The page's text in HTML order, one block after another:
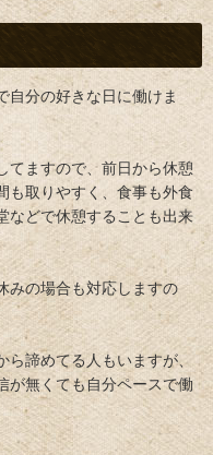
分の好きな日に働けま
ますので、前日から休憩
も取りやすく、食事も外食
などで休憩することも出来
の場合も対応しますの
諦めてる人もいますが、
が無くても自分ペースで働